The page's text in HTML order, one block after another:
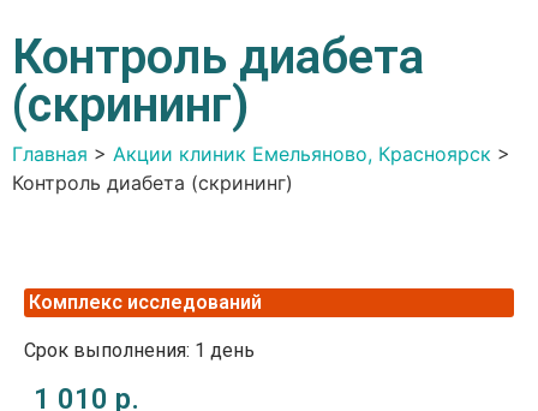
Контроль диабета
(скрининг)
Главная > Акции клиник Емельяново, Красноярск >
Контроль диабета (скрининг)
Комплекс исследований
Срок выполнения: 1 день
1 010 р.